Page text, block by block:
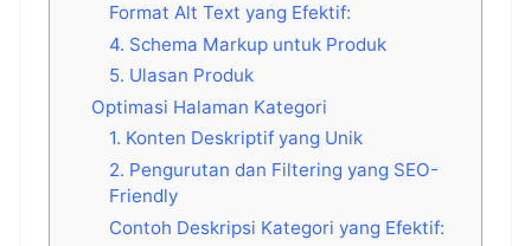
Format Alt Text yang Efektif:
4. Schema Markup untuk Produk
5. Ulasan Produk
Optimasi Halaman Kategori
1. Konten Deskriptif yang Unik
2. Pengurutan dan Filtering yang SEO-
Friendly
Contoh Deskripsi Kategori yang Efektif: